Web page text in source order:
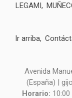
LEGAMI
Ir arriba
Avenida
(España) |
Horario: